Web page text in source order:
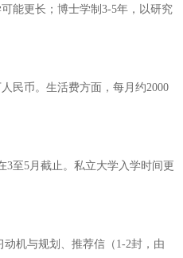
能更长；博士学制3-5年，以研究
民币。生活费方面，每月约2000
3至5月截止。私立大学入学时间更
机与规划、推荐信（1-2封，由